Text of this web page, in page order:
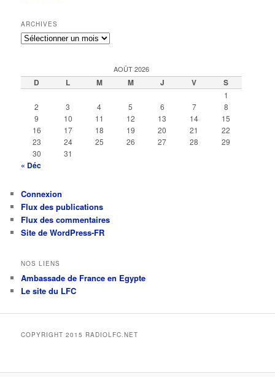
ARCHIVES
Archives
AOÛT 2026
D L M M J V S
1
2
3 4 5 6 7
8
9
10 11 12 13 14
15
16
17 18 19 20 21
22
23
24 25 26 27 28
29
30
31
« Déc
Connexion
Flux des publications
Flux des commentaires
Site de WordPress-FR
NOS LIENS
Ambassade de France en Egypte
Le site du LFC
COPYRIGHT 2015 RADIOLFC.NET